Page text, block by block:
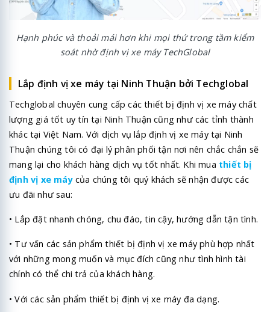
Hạnh phúc và thoải mái hơn khi mọi thứ trong tầm kiểm
soát nhờ định vị xe máy TechGlobal
Lắp định vị xe máy tại Ninh Thuận bởi Techglobal
Techglobal chuyên cung cấp các thiết bị định vị xe máy chất
lượng giá tốt uy tín tại Ninh Thuận cũng như các tỉnh thành
khác tại Việt Nam. Với dịch vụ lắp định vị xe máy tại Ninh
Thuận chúng tôi có đại lý phân phối tận nơi nên chắc chắn sẽ
mang lại cho khách hàng dịch vụ tốt nhất. Khi mua thiết bị
định vị xe máycủa chúng tôi quý khách sẽ nhận được các
ưu đãi như sau:
• Lắp đặt nhanh chóng, chu đáo, tin cậy, hướng dẫn tận tình.
• Tư vấn các sản phẩm thiết bị định vị xe máy phù hợp nhất
với những mong muốn và mục đích cũng như tình hình tài
chính có thể chi trả của khách hàng.
• Với các sản phẩm thiết bị định vị xe máy đa dạng.